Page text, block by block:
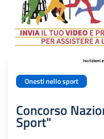
Onesti nello sport
Concorso
Sport"